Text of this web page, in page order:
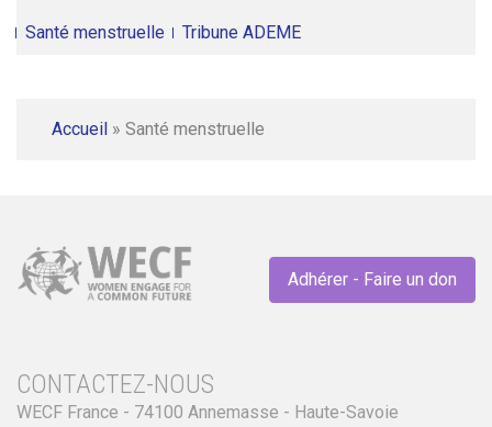
Santé menstruelle Tribune ADEME
Accueil » Santé menstruelle
Adhérer - Faire un don
CONTACTEZ-NOUS
WECF France - 74100 Annemasse - Haute-Savoie